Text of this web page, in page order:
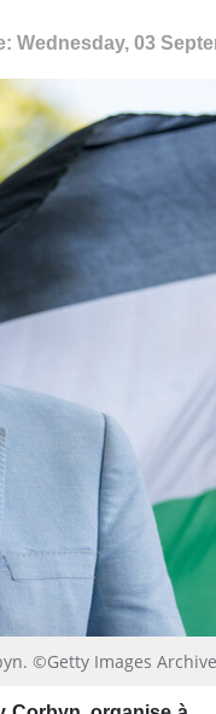
Wednesday, 03
©Getty Images